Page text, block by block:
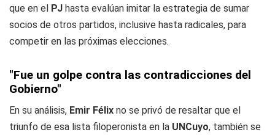
que en el PJ hasta evalúan imitar la estrategia de sumar
socios de otros partidos, inclusive hasta radicales, para
competir en las próximas elecciones.
"Fue un golpe contra las contradicciones del
Gobierno"
En su análisis, Emir Félix no se privó de resaltar que el
triunfo de esa lista filoperonista en la UNCuyo, también se